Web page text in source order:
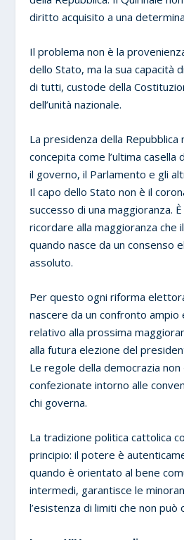
diritto acquisito a una
Il problema non è la
dello Stato, ma la sua capacità
di tutti, custode della
dell’unità nazionale.
La presidenza della Repubblica
concepita come l’ultima casella
il governo, il Parlamento e gli
Il capo dello Stato non è il
successo di una maggioranza.
ricordare alla maggioranza che
quando nasce da un consenso
assoluto.
Per questo ogni riforma
nascere da un confronto ampio
relativo alla prossima
alla futura elezione del
Le regole della democrazia
confezionate intorno alle
chi governa.
La tradizione politica cattolica
principio: il potere è
quando è orientato al bene
intermedi, garantisce le
l’esistenza di limiti che non può